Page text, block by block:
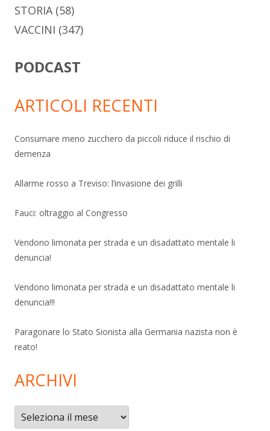
STORIA(58)
VACCINI (347)
PODCAST
ARTICOLI RECENTI
Consumare meno zucchero da piccoli riduce il rischio di
demenza
Allarme rosso a Treviso: l’invasione dei grilli
Fauci: oltraggio al Congresso
Vendono limonata per strada e un disadattato mentale li
denuncia!
Vendono limonata per strada e un disadattato mentale li
denuncia!!!
Paragonare lo Stato Sionista alla Germania nazista non è
reato!
ARCHIVI
Archivi